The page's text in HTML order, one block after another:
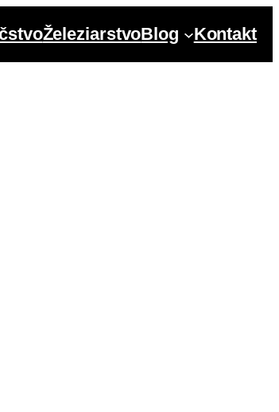
ŽeleziarstvoBlog Kontakt